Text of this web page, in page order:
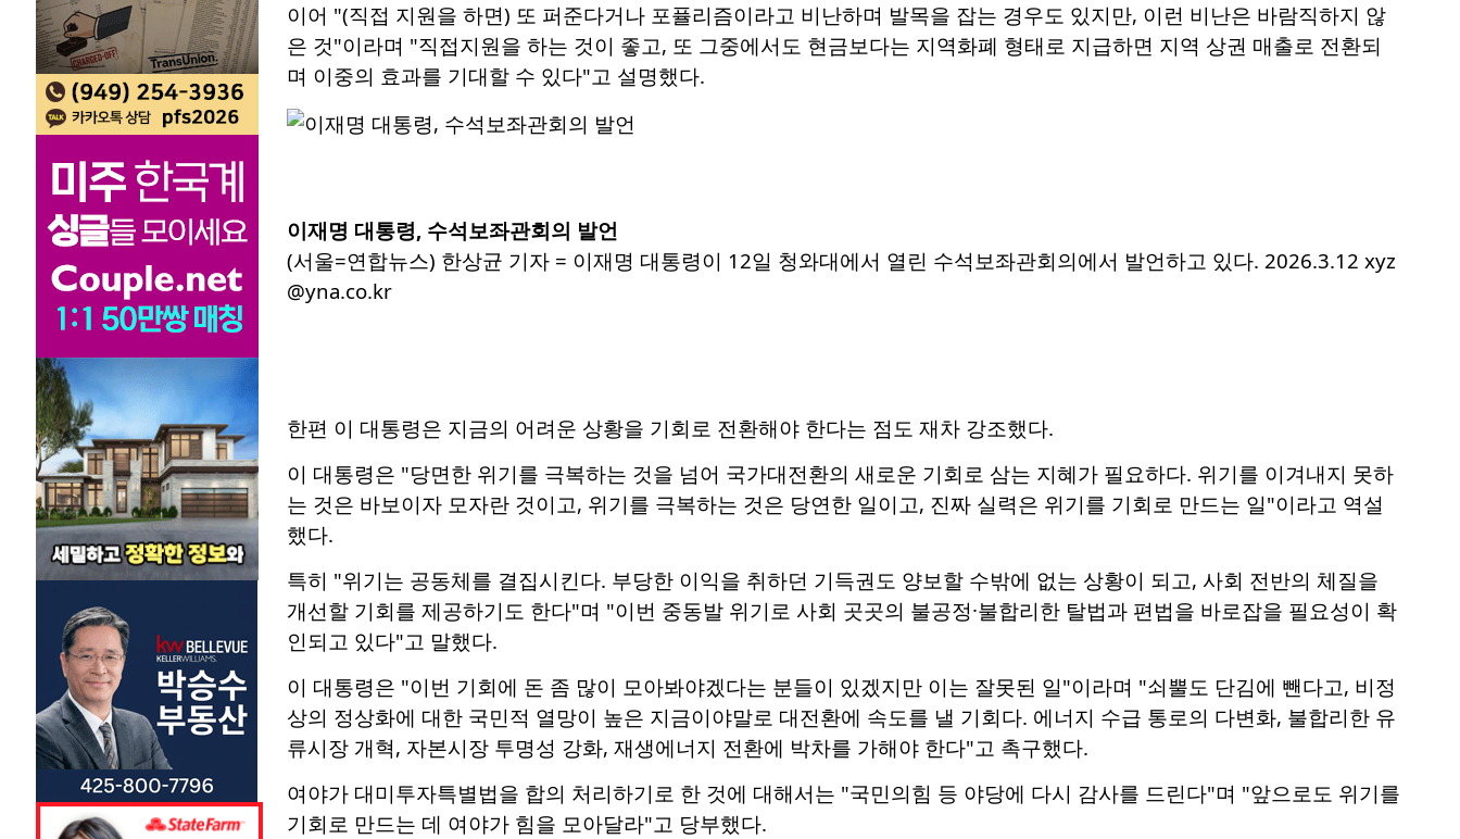
이어 "(직접 지원을 하면) 또 퍼준다거나 포퓰리즘이라고 비난하며 발목을 잡는 경우도 있지만, 이런 비난은 바람직하지 않
은 것"이라며 "직접지원을 하는 것이 좋고, 또 그중에서도 현금보다는 지역화폐 형태로 지급하면 지역 상권 매출로 전환되
며 이중의 효과를 기대할 수 있다"고 설명했다.
이재명 대통령, 수석보좌관회의 발언
(서울=연합뉴스) 한상균 기자 = 이재명 대통령이 12일 청와대에서 열린 수석보좌관회의에서 발언하고 있다. 2026.3.12 xyz
@yna.co.kr
한편 이 대통령은 지금의 어려운 상황을 기회로 전환해야 한다는 점도 재차 강조했다.
이 대통령은 "당면한 위기를 극복하는 것을 넘어 국가대전환의 새로운 기회로 삼는 지혜가 필요하다. 위기를 이겨내지 못하
는 것은 바보이자 모자란 것이고, 위기를 극복하는 것은 당연한 일이고, 진짜 실력은 위기를 기회로 만드는 일"이라고 역설
했다.
특히 "위기는 공동체를 결집시킨다. 부당한 이익을 취하던 기득권도 양보할 수밖에 없는 상황이 되고, 사회 전반의 체질을
개선할 기회를 제공하기도 한다"며 "이번 중동발 위기로 사회 곳곳의 불공정·불합리한 탈법과 편법을 바로잡을 필요성이 확
인되고 있다"고 말했다.
이 대통령은 "이번 기회에 돈 좀 많이 모아봐야겠다는 분들이 있겠지만 이는 잘못된 일"이라며 "쇠뿔도 단김에 뺀다고, 비정
상의 정상화에 대한 국민적 열망이 높은 지금이야말로 대전환에 속도를 낼 기회다. 에너지 수급 통로의 다변화, 불합리한 유
류시장 개혁, 자본시장 투명성 강화, 재생에너지 전환에 박차를 가해야 한다"고 촉구했다.
여야가 대미투자특별법을 합의 처리하기로 한 것에 대해서는 "국민의힘 등 야당에 다시 감사를 드린다"며 "앞으로도 위기를
기회로 만드는 데 여야가 힘을 모아달라"고 당부했다.